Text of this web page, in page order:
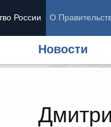
России О
Новости
Председатель
Вице-премьеры